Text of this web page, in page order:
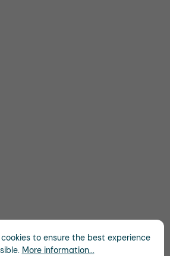
to ensure the best experience
More information...